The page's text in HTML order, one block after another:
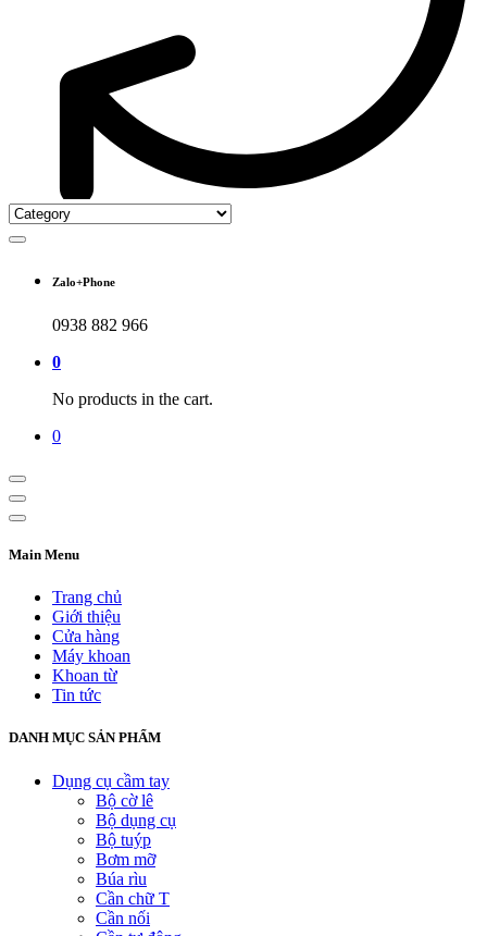
Zalo+Phone
0938 882 966
0
No products in the cart.
0
Main Menu
Trang chủ
Giới thiệu
Cửa hàng
Máy khoan
Khoan từ
Tin tức
DANH MỤC SẢN PHẨM
Dụng cụ cầm tay
Bộ cờ lê
Bộ dụng cụ
Bộ tuýp
Bơm mỡ
Búa rìu
Cần chữ T
Cần nối